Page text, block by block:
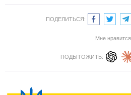
ПОДЕЛИТЬСЯ:
Мне нравится
ПОДЫТОЖИТЬ: